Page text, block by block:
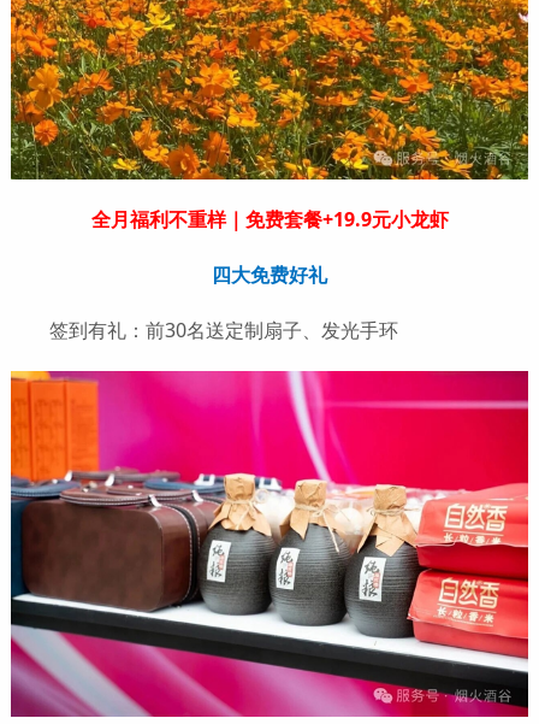
全月福利不重样｜免费套餐+19.9元小龙虾
四大免费好礼
签到有礼：前30名送定制扇子、发光手环